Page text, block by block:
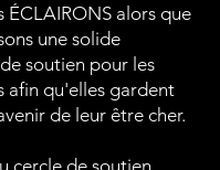
ÉCLAIRONS alors que
une solide
soutien pour les
afin qu'elles gardent
de leur être cher.​
cercle de soutien